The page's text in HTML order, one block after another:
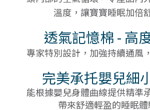
溫度，讓寶寶睡眠加倍
透氣記憶棉 - 高
專家特別設計，加強持續通風
完美承托嬰兒細
能根據嬰兒身體曲線提供精準
帶來舒適輕盈的睡眠體